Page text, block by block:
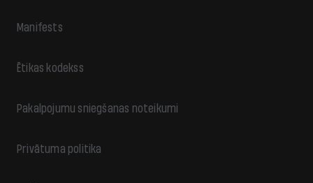
Manifests
Ētikas kodekss
Pakalpojumu sniegšanas noteikumi
Privātuma politika